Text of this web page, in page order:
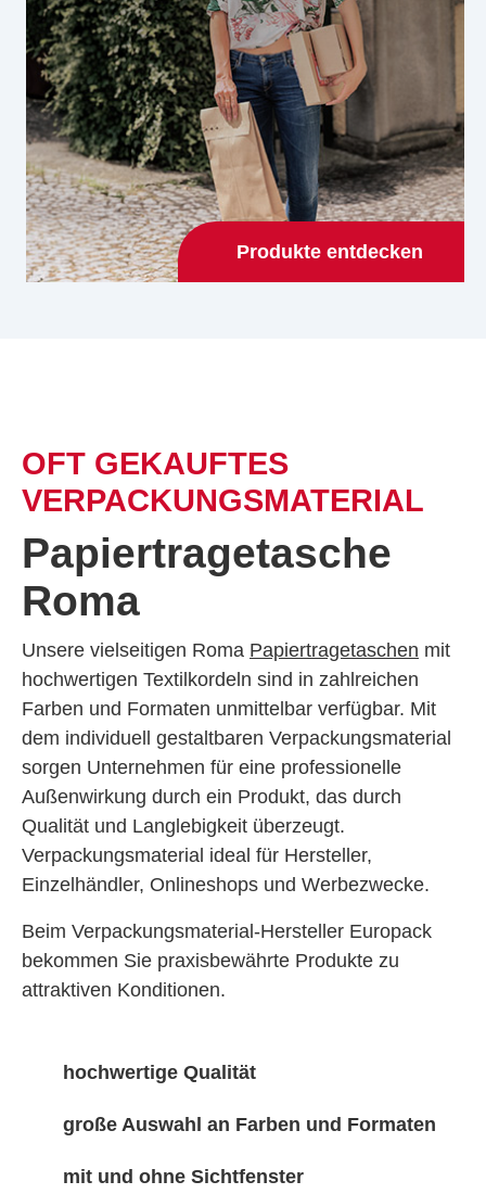
Produkte entdecken
OFT GEKAUFTES
VERPACKUNGSMATERIAL
Papiertragetasche
Roma
Unsere vielseitigen Roma Papiertragetaschen mit
hochwertigen Textilkordeln sind in zahlreichen
Farben und Formaten unmittelbar verfügbar. Mit
dem individuell gestaltbaren Verpackungsmaterial
sorgen Unternehmen für eine professionelle
Außenwirkung durch ein Produkt, das durch
Qualität und Langlebigkeit überzeugt.
Verpackungsmaterial ideal für Hersteller,
Einzelhändler, Onlineshops und Werbezwecke.
Beim Verpackungsmaterial-Hersteller Europack
bekommen Sie praxisbewährte Produkte zu
attraktiven Konditionen.
hochwertige Qualität
große Auswahl an Farben und Formaten
mit und ohne Sichtfenster